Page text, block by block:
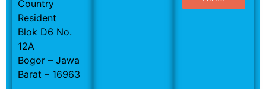
Country
Resident
Blok D6 No.
12A
Bogor – Jawa
Barat – 16963